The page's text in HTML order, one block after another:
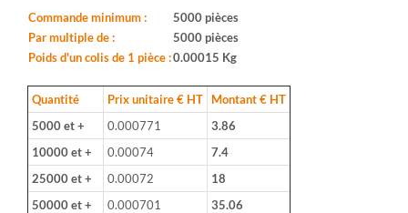
Boitier:
0805
-
60,4K
-
Tol.:
1%
-
Puis.:
1/8W-
Commande minimum :
5000 pièces
Par multiple de :
5000 pièces
Poids d'un colis de 1 pièce :0.00015 Kg
Quantité Prix unitaire € HT
Montant € HT
5000 et +
0.000771
3.86
10000 et +
0.00074
7.4
25000 et +
0.00072
18
50000 et +
0.000701
35.06